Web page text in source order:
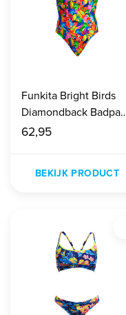
Funkita Bright Birds
Diamondback Badpak
Dames
62,95
BEKIJK PRODUCT